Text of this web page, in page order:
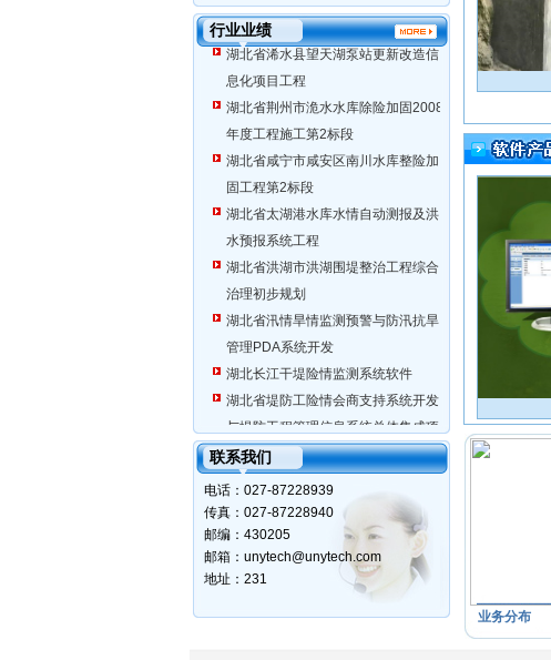
行业业绩
第7标段
湖北省浠水县望天湖泵站更新改造信
息化项目工程
湖北省荆州市洈水水库除险加固2008
年度工程施工第2标段
湖北省咸宁市咸安区南川水库整险加
固工程第2标段
湖北省太湖港水库水情自动测报及洪
水预报系统工程
湖北省洪湖市洪湖围堤整治工程综合
治理初步规划
湖北省汛情旱情监测预警与防汛抗旱
管理PDA系统开发
湖北长江干堤险情监测系统软件
湖北省堤防工险情会商支持系统开发
与堤防工程管理信息系统总体集成项
目
湖北省荆门市屈家岭节水灌溉示范项
目可行性研究技术
水利水电工程建设信息化管理系统
评标专家及招标管理信息
铁路系统武昌火车站集成平台
联系我们
电话：027-87228939
传真：027-87228940
邮编：430205
邮箱：unytech@unytech.com
地址：231
圆形智能明渠量水器
山洪灾害预报系统
业务分布